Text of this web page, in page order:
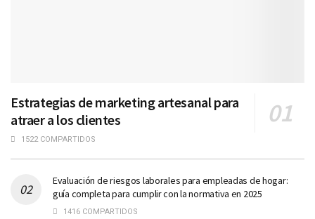
Estrategias de marketing artesanal para
atraer a los clientes
1522 COMPARTIDOS
Evaluación de riesgos laborales para empleadas de hogar:
guía completa para cumplir con la normativa en 2025
1416 COMPARTIDOS